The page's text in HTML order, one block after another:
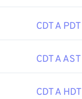
CDT A PDT
CDT A AST
CDT A HDT